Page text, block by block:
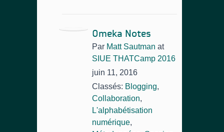
Omeka Notes
Par Matt Sautman at
SIUE THATCamp 2016
juin 11, 2016
Classés: Blogging,
Collaboration,
L'alphabétisation
numérique,